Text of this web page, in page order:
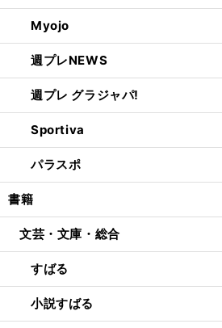
Myojo
週プレNEWS
週プレ グラジャパ!
Sportiva
パラスポ
書籍
文芸・文庫・総合
すばる
小説すばる